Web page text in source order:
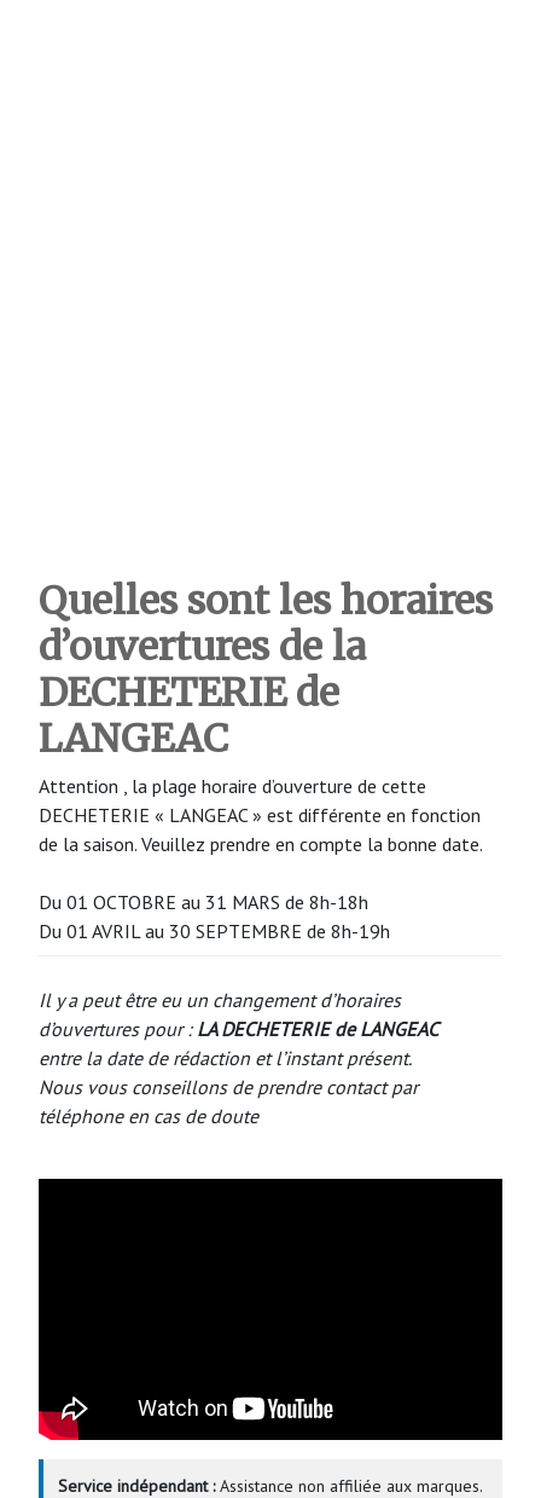
Quelles sont les horaires
d’ouvertures de la
DECHETERIE de
LANGEAC
Attention , la plage horaire d’ouverture de cette
DECHETERIE « LANGEAC » est différente en fonction
de la saison. Veuillez prendre en compte la bonne date.
Du 01 OCTOBRE au 31 MARS de 8h-18h
Du 01 AVRIL au 30 SEPTEMBRE de 8h-19h
Il y a peut être eu un changement d’horaires
d’ouvertures pour : LA DECHETERIE de LANGEAC
entre la date de rédaction et l’instant présent.
Nous vous conseillons de prendre contact par
téléphone en cas de doute
Service indépendant :Assistance non affiliée aux marques.